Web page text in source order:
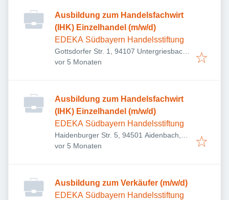
Ausbildung zum Handelsfachwirt
(IHK) Einzelhandel (m/w/d)
EDEKA Südbayern Handelsstiftung
Gottsdorfer Str. 1, 94107 Untergriesbach,
Deutschland
Veröffentlicht:
vor 5 Monaten
Ausbildung zum Handelsfachwirt
(IHK) Einzelhandel (m/w/d)
EDEKA Südbayern Handelsstiftung
Haidenburger Str. 5, 94501 Aidenbach,
Deutschland
Veröffentlicht:
vor 5 Monaten
Ausbildung zum Verkäufer (m/w/d)
EDEKA Südbayern Handelsstiftung